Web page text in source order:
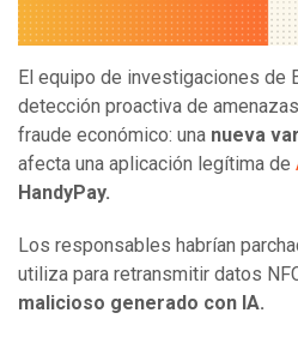
El equipo de investigaciones de
detección proactiva de
fraude económico: una nueva
afecta una aplicación legítima de
HandyPay.
Los responsables habrían
utiliza para retransmitir datos
malicioso generado con IA.